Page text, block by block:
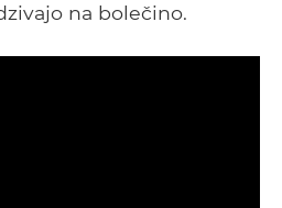
na bolečino.